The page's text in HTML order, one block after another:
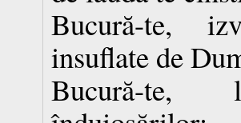
Bucură-te,
insuflate de
Bucură-